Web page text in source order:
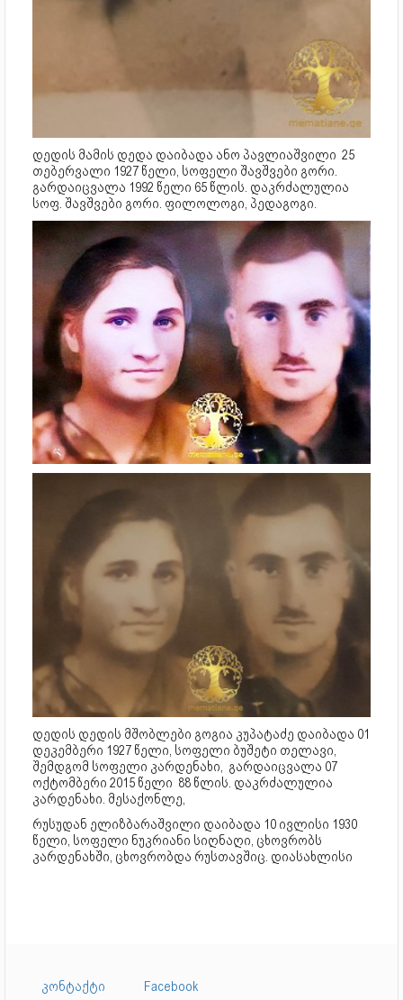
დედის მამის დედა დაიბადა ანო პავლიაშვილი 25
თებერვალი 1927 წელი, სოფელი შავშვები გორი.
გარდაიცვალა 1992 წელი 65 წლის. დაკრძალულია
სოფ. შავშვები გორი. ფილოლოგი, პედაგოგი.
დედის დედის მშობლები გოგია კუპატაძე დაიბადა 01
დეკემბერი 1927 წელი, სოფელი ბუშეტი თელავი,
შემდგომ სოფელი კარდენახი, გარდაიცვალა 07
ოქტომბერი 2015 წელი 88 წლის. დაკრძალულია
კარდენახი. მესაქონლე,
რუსუდან ელიზბარაშვილი დაიბადა 10 ივლისი 1930
წელი, სოფელი ნუკრიანი სიღნაღი, ცხოვრობს
კარდენახში, ცხოვრობდა რუსთავშიც. დიასახლისი
კონტაქტი
Facebook